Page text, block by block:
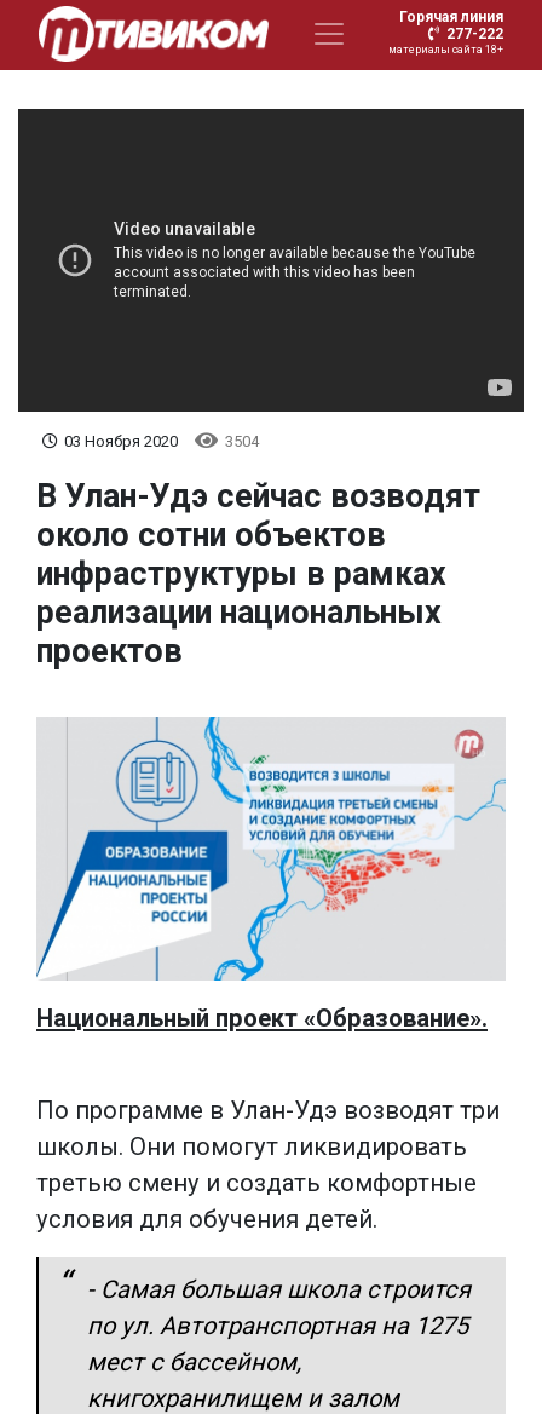
Горячая линия
277-222
материалы сайта 18+
03 Ноября 2020 3504
В Улан-Удэ сейчас возводят
около сотни объектов
инфраструктуры в рамках
реализации национальных
проектов
Национальный проект «Образование».
По программе в Улан-Удэ возводят три
школы. Они помогут ликвидировать
третью смену и создать комфортные
условия для обучения детей.
- Самая большая школа строится
по ул. Автотранспортная на 1275
мест с бассейном,
книгохранилищем и залом